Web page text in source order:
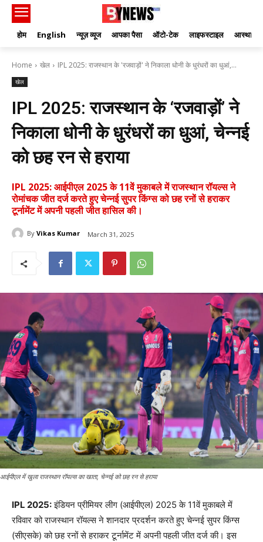
होम English न्यूज़ व्यूज आपका पैसा ऑटो-टेक लाइफस्टाइल आस्था
Home खेल IPL 2025: राजस्थान के 'रजवाड़ों' ने निकाला धोनी के धुरंधरों का धुआं,...
खेल
IPL 2025: राजस्थान के ‘रजवाड़ों’ ने
निकाला धोनी के धुरंधरों का धुआं, चेन्नई
को छह रन से हराया
IPL 2025: आईपीएल 2025 के 11वें मुकाबले में राजस्थान रॉयल्स ने
रोमांचक जीत दर्ज करते हुए चेन्नई सुपर किंग्स को छह रनों से हराकर
टूर्नामेंट में अपनी पहली जीत हासिल की।
By Vikas Kumar March 31, 2025
आईपीएल में खुला राजस्थान रॉयल्स का खाता, चेन्नई को छह रन से हराया
IPL 2025:इंडियन प्रीमियर लीग (आईपीएल) 2025 के 11वें मुकाबले में
रविवार को राजस्थान रॉयल्स ने शानदार प्रदर्शन करते हुए चेन्नई सुपर किंग्स
(सीएसके) को छह रनों से हराकर टूर्नामेंट में अपनी पहली जीत दर्ज की। इस